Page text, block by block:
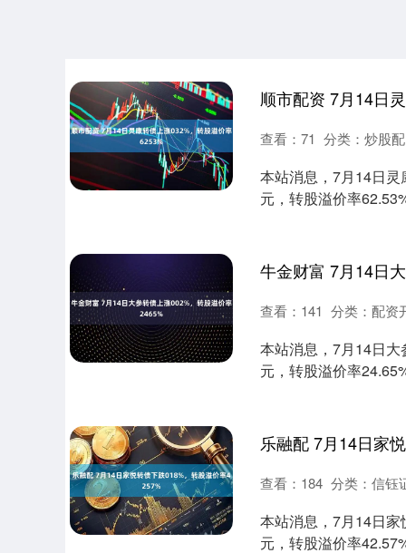
顺市配资 7月14日
查看： 71 分类： 炒股
本站消息，7月14日
元，转股溢价率
牛金财富 7月14日
查看： 141 分类： 配资
本站消息，7月14日
元，转股溢价率
乐融配 7月14日家
查看： 184 分类： 信钰
本站消息，7月14日
元，转股溢价率
0.57% 深证成指